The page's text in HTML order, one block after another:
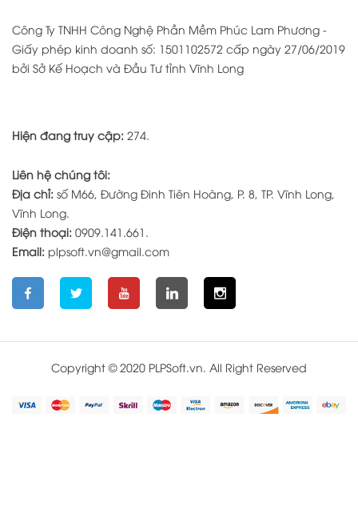
Công Ty TNHH Công Nghệ Phần Mềm Phúc Lam Phương -
Giấy phép kinh doanh số: 1501102572 cấp ngày 27/06/2019
bởi Sở Kế Hoạch và Đầu Tư tỉnh Vĩnh Long
Hiện đang truy cập: 274.
Liên hệ chúng tôi:
Địa chỉ: số M66, Đường Đinh Tiên Hoàng, P. 8, TP. Vĩnh Long,
Vĩnh Long.
Điện thoại: 0909.141.661.
Email: plpsoft.vn@gmail.com
Copyright © 2020 PLPSoft.vn. All Right Reserved